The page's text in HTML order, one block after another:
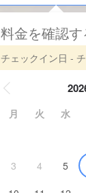
料金を確認
チェックイン日 -
月 火 水
3
4 5